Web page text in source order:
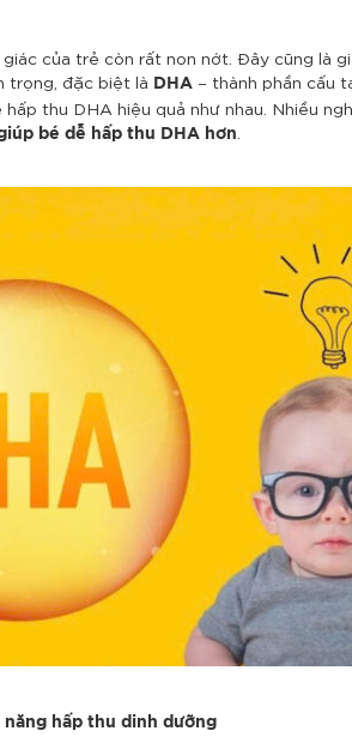
của trẻ còn rất non nớt. Đây cũng là
trọng, đặc biệt là DHA – thành phần cấu
thu DHA hiệu quả như nhau. Nhiều
bé dễ hấp thu DHA hơn
hấp thu dinh dưỡng